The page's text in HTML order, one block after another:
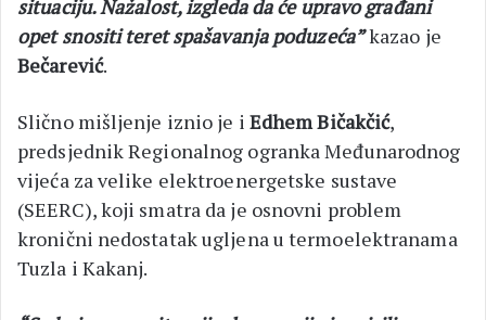
situaciju. Nažalost, izgleda da će upravo građani
opet snositi teret spašavanja poduzeća”kazao je
Bečarević.
Slično mišljenje iznio je i Edhem Bičakčić,
predsjednik Regionalnog ogranka Međunarodnog
vijeća za velike elektroenergetske sustave
(SEERC), koji smatra da je osnovni problem
kronični nedostatak ugljena u termoelektranama
Tuzla i Kakanj.